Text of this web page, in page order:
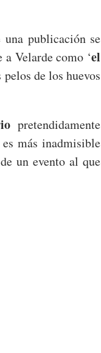
publicación se
a Velarde como ‘el
de los huevos
pretendidamente
más inadmisible
un evento al que